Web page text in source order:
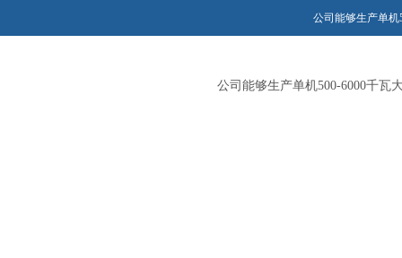
公司能够生产单
公司能够生产单机500-6000千